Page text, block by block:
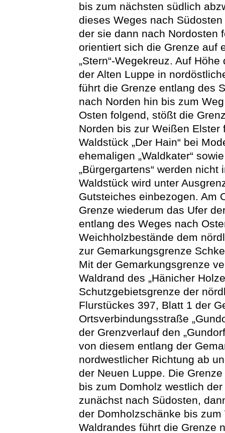
bis zum nächsten südlich
dieses Weges nach
der sie dann nach Nordosten
orientiert sich die Grenze auf
„Stern“-Wegekreuz. Auf
der Alten Luppe in
führt die Grenze entlang des
nach Norden hin bis zum
Osten folgend, stößt die
Norden bis zur Weißen
Waldstück „Der Hain“ bei
ehemaligen „Waldkater“
„Bürgergartens“ werden
Waldstück wird unter
Gutsteiches einbezogen. Am
Grenze wiederum das Ufer
entlang des Weges nach
Weichholzbestände dem
zur Gemarkungsgrenze
Mit der Gemarkungsgrenze
Waldrand des „Hänicher
Schutzgebietsgrenze der
Flurstückes 397, Blatt 1 der
Ortsverbindungsstraße
der Grenzverlauf den
von diesem entlang der
nordwestlicher Richtung ab
der Neuen Luppe. Die
bis zum Domholz westlich
zunächst nach Südosten,
der Domholzschänke bis
Waldrandes führt die Grenze